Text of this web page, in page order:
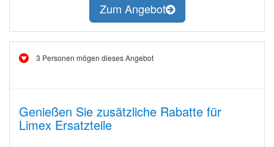
Zum Angebot
3 Personen mögen dieses Angebot
Genießen Sie zusätzliche Rabatte für
Limex Ersatzteile